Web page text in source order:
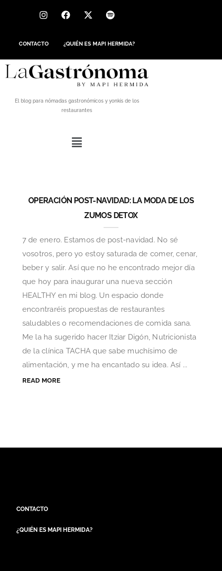
CONTACTO ¿QUIÉN ES MAPI HERMIDA?
El blog para nómadas gastronómicos y yonkis de los
restaurantes
OPERACIÓN POST-NAVIDAD: LA MODA DE LOS
ZUMOS DETOX
7 de enero. Estamos de post-navidad. No sé
vosotros, pero yo estoy saturada de comer, cenar,
beber y salir. Así que no he encontrado mejor día
que hoy para inaugurar una nueva sección
HEALTHY en mi blog. Un espacio donde
encontraréis propuestas de restaurantes
saludables o recomendaciones de comida sana.
Me la ha sugerido hacer Itziar Digón, Nutricionista
de la clínica TACHA que sabe muchísimo de
alimentación, y me ha encantado su idea. Así ...
READ MORE
CONTACTO
¿QUIÉN ES MAPI HERMIDA?